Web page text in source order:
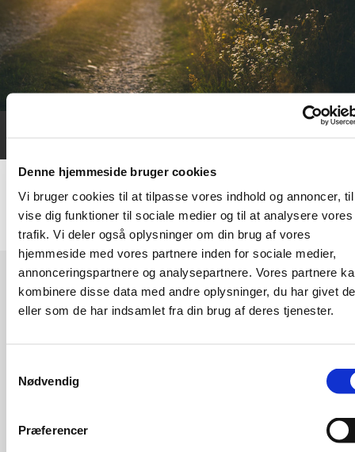
Denne hjemmeside bruger cookies
Vi bruger cookies til at tilpasse vores indhold og annoncer,
vise dig funktioner til sociale medier og til at analysere vores
trafik. Vi deler også oplysninger om din brug af vores
hjemmeside med vores partnere inden for sociale medier,
annonceringspartnere og analysepartnere. Vores partnere
kombinere disse data med andre oplysninger, du har givet
eller som de har indsamlet fra din brug af deres tjenester.
Nødvendig
Præferencer
2024-03-14